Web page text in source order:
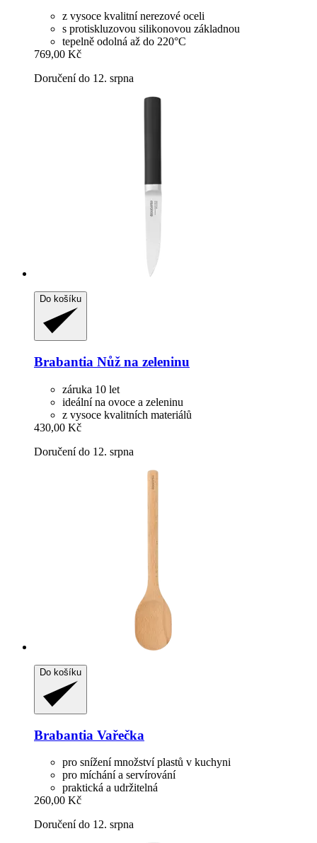
z vysoce kvalitní nerezové oceli
s protiskluzovou silikonovou základnou
tepelně odolná až do 220°C
769,00 Kč
Doručení do 12. srpna
Do košíku
Brabantia Nůž na zeleninu
záruka 10 let
ideální na ovoce a zeleninu
z vysoce kvalitních materiálů
430,00 Kč
Doručení do 12. srpna
Do košíku
Brabantia Vařečka
pro snížení množství plastů v kuchyni
pro míchání a servírování
praktická a udržitelná
260,00 Kč
Doručení do 12. srpna